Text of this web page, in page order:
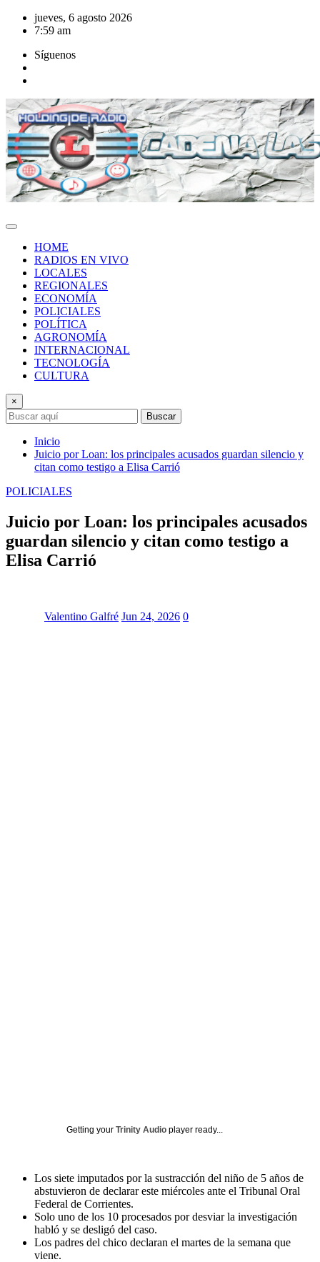
Saltar
jueves, 6 agosto 2026
7:59 am
Síguenos
HOME
RADIOS EN VIVO
LOCALES
REGIONALES
ECONOMÍA
POLICIALES
POLÍTICA
AGRONOMÍA
INTERNACIONAL
TECNOLOGÍA
CULTURA
×
Buscar
Inicio
Juicio por Loan: los principales acusados guardan silencio y
citan como testigo a Elisa Carrió
POLICIALES
Juicio por Loan: los principales acusados
guardan silencio y citan como testigo a
Elisa Carrió
Valentino Galfré Jun 24, 2026 0
Getting your Trinity Audio player ready...
Los siete imputados por la sustracción del niño de 5 años de
abstuvieron de declarar este miércoles ante el Tribunal Oral
Federal de Corrientes.
Solo uno de los 10 procesados por desviar la investigación
habló y se desligó del caso.
Los padres del chico declaran el martes de la semana que
viene.